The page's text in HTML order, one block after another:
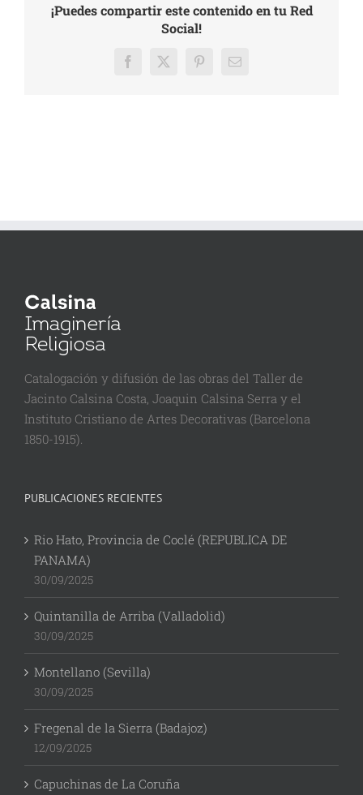
¡Puedes compartir este contenido en tu Red
Social!
Facebook
X PinterestEmail
Catalogación y difusión de las obras del Taller de
Jacinto Calsina Costa, Joaquin Calsina Serra y el
Instituto Cristiano de Artes Decorativas (Barcelona
1850-1915).
PUBLICACIONES RECIENTES
Rio Hato, Provincia de Coclé (REPUBLICA DE
PANAMA)
30/09/2025
Quintanilla de Arriba (Valladolid)
30/09/2025
Montellano (Sevilla)
30/09/2025
Fregenal de la Sierra (Badajoz)
12/09/2025
Capuchinas de La Coruña